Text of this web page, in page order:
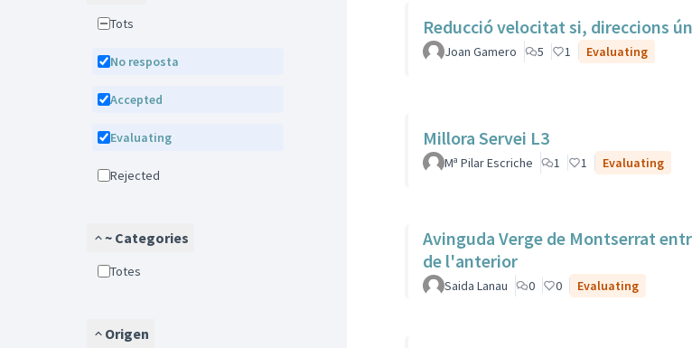
Tots
No resposta
Accepted
Evaluating
Rejected
~ Categories
Totes
Origen
Reducció velocitat si, direccions
Joan Gamero 5 1 Evaluating
Millora Servei L3
Mª Pilar Escriche 1 1 Evaluating
Avinguda Verge de Montserrat
de l'anterior
Saida Lanau 0 0 Evaluating